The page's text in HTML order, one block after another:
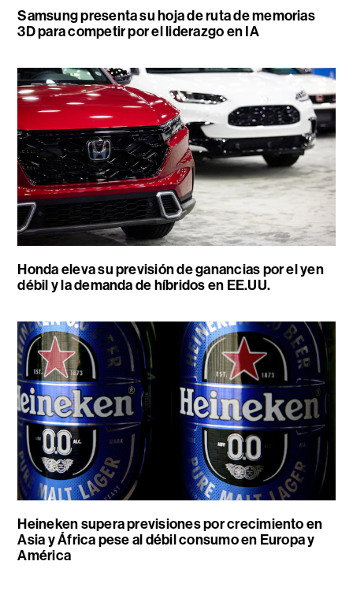
Samsung presenta su hoja de ruta de memorias
3D para competir por el liderazgo en IA
Honda eleva su previsión de ganancias por el yen
débil y la demanda de híbridos en EE.UU.
Heineken supera previsiones por crecimiento en
Asia y África pese al débil consumo en Europa y
América